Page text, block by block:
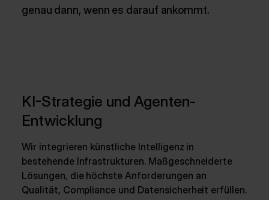
genau dann, wenn es darauf ankommt.
KI-Strategie und Agenten-
Entwicklung
Wir integrieren künstliche Intelligenz in
bestehende Infrastrukturen. Maßgeschneiderte
Lösungen, die höchste Anforderungen an
Qualität, Compliance und Datensicherheit erfüllen.